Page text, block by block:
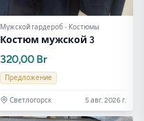
Мужской гардероб - Костюмы
Костюм мужской 3
320,00 Br
Предложение
Светлогорск 5 авг. 2026 г.